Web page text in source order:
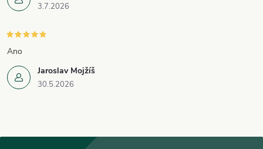
3.7.2026
Jaroslav Mojžíš
30.5.2026
Ano